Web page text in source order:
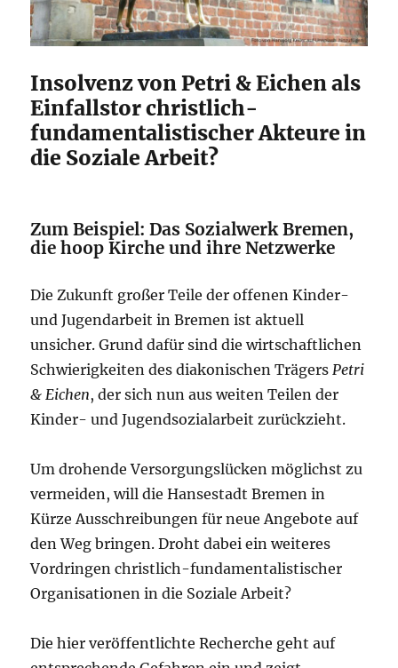
Insolvenz von Petri & Eichen als
Einfallstor christlich-
fundamentalistischer Akteure in
die Soziale Arbeit?
Zum Beispiel: Das Sozialwerk Bremen,
die hoop Kirche und ihre Netzwerke
Die Zukunft großer Teile der offenen Kinder-
und Jugendarbeit in Bremen ist aktuell
unsicher. Grund dafür sind die wirtschaftlichen
Schwierigkeiten des diakonischen Trägers Petri
& Eichen, der sich nun aus weiten Teilen der
Kinder- und Jugendsozialarbeit zurückzieht.
Um drohende Versorgungslücken möglichst zu
vermeiden, will die Hansestadt Bremen in
Kürze Ausschreibungen für neue Angebote auf
den Weg bringen. Droht dabei ein weiteres
Vordringen christlich-fundamentalistischer
Organisationen in die Soziale Arbeit?
Die hier veröffentlichte Recherche geht auf